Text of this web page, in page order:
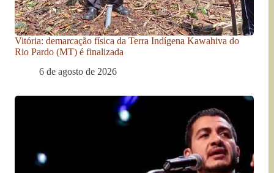
Vitória: demarcação física da Terra Indígena Kawahiva do
Rio Pardo (MT) é finalizada
6 de agosto de 2026